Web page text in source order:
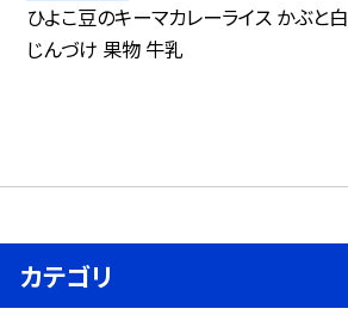
ひよこ豆のキーマカレーライス かぶと
じんづけ 果物 牛乳
カテゴリ